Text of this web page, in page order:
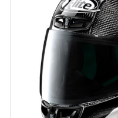
ナップスメンバーズ
コーポレートサイト
特定商取引法に基づく表記